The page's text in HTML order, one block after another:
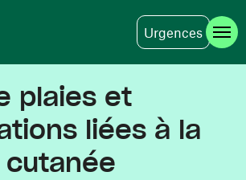
Urgences
plaies et
liées à la